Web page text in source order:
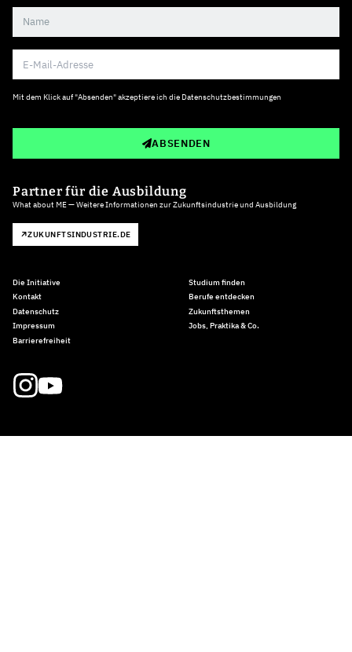
Mit dem Klick auf "Absenden" akzeptiere ich die Datenschutzbestimmungen
ABSENDEN
Partner für die Ausbildung
What about ME — Weitere Informationen zur Zukunftsindustrie und Ausbildung
ZUKUNFTSINDUSTRIE.DE
Die Initiative
Kontakt
Datenschutz
Impressum
Barrierefreiheit
Studium finden
Berufe entdecken
Zukunftsthemen
Jobs, Praktika & Co.